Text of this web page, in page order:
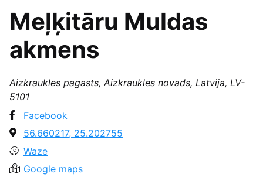
Meļķitāru Muldas
akmens
Aizkraukles pagasts, Aizkraukles novads, Latvija, LV-
5101
Facebook
56.660217, 25.202755
Waze
Google maps